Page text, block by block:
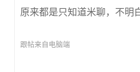
原来都是只知道米聊，不明
跟帖来自电脑端